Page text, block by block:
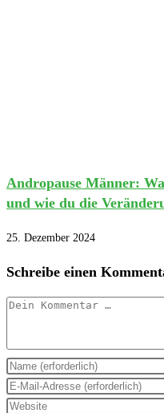
Andropause Männer:
und wie du die
25. Dezember 2024
Schreibe einen
Kommentar
Gib
deinen
Namen
Gib
deine
Gib